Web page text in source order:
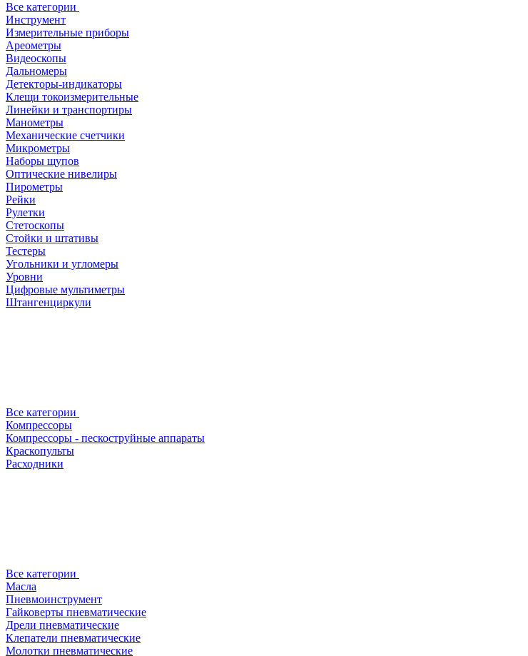
Все категории
Инструмент
Измерительные приборы
Ареометры
Видеоскопы
Дальномеры
Детекторы-индикаторы
Клещи токоизмерительные
Линейки и транспортиры
Манометры
Механические счетчики
Микрометры
Наборы щупов
Оптические нивелиры
Пирометры
Рейки
Рулетки
Стетоскопы
Стойки и штативы
Тестеры
Угольники и угломеры
Уровни
Цифровые мультиметры
Штангенциркули
Все категории
Компрессоры
Компрессоры - пескоструйные аппараты
Краскопульты
Расходники
Все категории
Масла
Пневмоинструмент
Гайковерты пневматические
Дрели пневматические
Клепатели пневматические
Молотки пневматические